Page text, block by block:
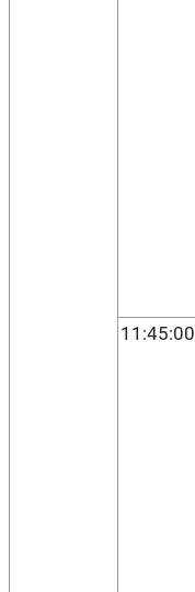
11:45:00